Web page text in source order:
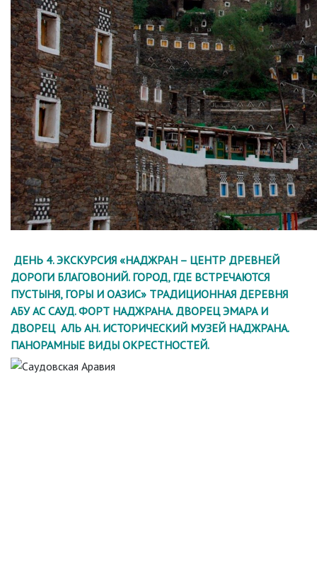
ДЕНЬ 4. ЭКСКУРСИЯ «НАДЖРАН – ЦЕНТР ДРЕВНЕЙ
ДОРОГИ БЛАГОВОНИЙ. ГОРОД, ГДЕ ВСТРЕЧАЮТСЯ
ПУСТЫНЯ, ГОРЫ И ОАЗИС» ТРАДИЦИОННАЯ ДЕРЕВНЯ
АБУ АС САУД. ФОРТ НАДЖРАНА. ДВОРЕЦ ЭМАРА И
ДВОРЕЦ АЛЬ АН. ИСТОРИЧЕСКИЙ МУЗЕЙ НАДЖРАНА.
ПАНОРАМНЫЕ ВИДЫ ОКРЕСТНОСТЕЙ.